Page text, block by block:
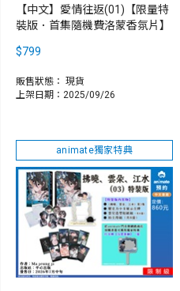
【中文】愛情往返(01)【限量特
裝版．首集隨機費洛蒙香氛片】
$799
販售狀態： 現貨
上架日期：2025/09/26
animate獨家特典